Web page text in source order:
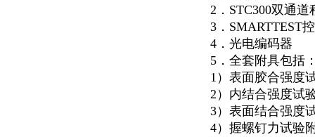
2．STC300双通道
3．SMARTTEST
4．光电编码器
5．全套附具包括
1）表面胶合强度
2）内结合强度试
3）表面结合强度
4）握螺钉力试验